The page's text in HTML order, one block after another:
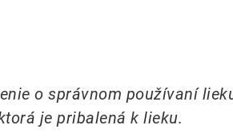
o správnom používaní
je pribalená k lieku.